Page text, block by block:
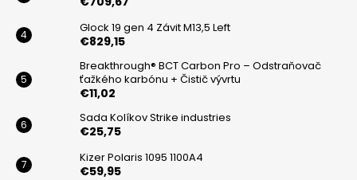
t
e
n
á
j
s
ť
?
Glock 19 gen 4 Závit M13,5 Left
€829,15
Breakthrough® BCT Carbon Pro – Odstraňovač
ťažkého karbónu + Čistič vývrtu
€11,02
Sada Kolíkov Strike industries
€25,75
Kizer Polaris 1095 1100A4
€59,95